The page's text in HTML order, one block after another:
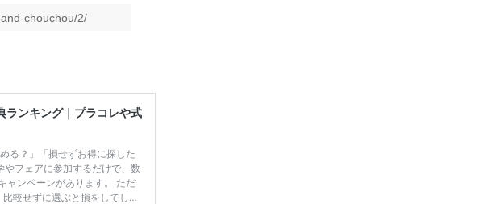
chouchou/2/
ランキング｜プラコレや式
る？」「損せずお得に探した
フェアに参加するだけで、数
ャンペーンがあります。 ただ
較せずに選ぶと損をしてしま